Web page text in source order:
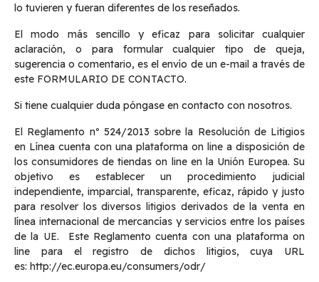
lo tuvieren y fueran diferentes de los reseñados.
El modo más sencillo y eficaz para solicitar cualquier
aclaración, o para formular cualquier tipo de queja,
sugerencia o comentario, es el envío de un e-mail a través de
este FORMULARIO DE CONTACTO.
Si tiene cualquier duda póngase en contacto con nosotros.
El Reglamento nº 524/2013 sobre la Resolución de Litigios
en Línea cuenta con una plataforma on line a disposición de
los consumidores de tiendas on line en la Unión Europea. Su
objetivo es establecer un procedimiento judicial
independiente, imparcial, transparente, eficaz, rápido y justo
para resolver los diversos litigios derivados de la venta en
línea internacional de mercancías y servicios entre los países
de la UE. Este Reglamento cuenta con una plataforma on
line para el registro de dichos litigios, cuya URL
es: http://ec.europa.eu/consumers/odr/